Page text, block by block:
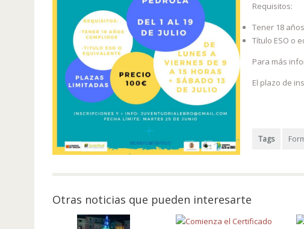
Requisitos:
Tener 18
Título ESO o
Para más
El plazo de
Tags
Otras noticias que pueden interesarte